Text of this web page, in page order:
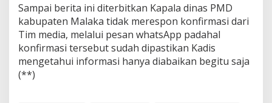
Sampai berita ini diterbitkan Kapala dinas PMD
kabupaten Malaka tidak merespon konfirmasi dari
Tim media, melalui pesan whatsApp padahal
konfirmasi tersebut sudah dipastikan Kadis
mengetahui informasi hanya diabaikan begitu saja
(**)